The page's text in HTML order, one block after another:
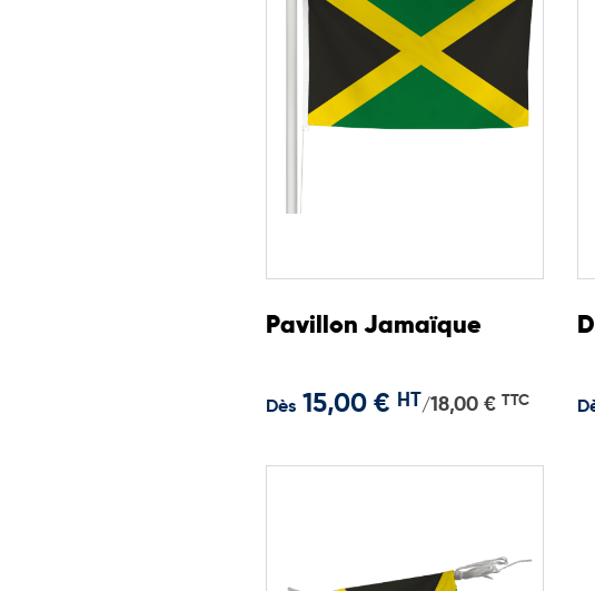
Pavillon Jamaïque
Dès 15,00 € HT/18,00 € TTC